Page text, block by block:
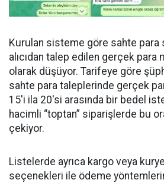
Kurulan sisteme göre sahte para
alıcıdan talep edilen gerçek para
olarak düşüyor. Tarifeye göre
sahte para taleplerinde gerçek
15'i ila 20'si arasında bir bedel
hacimli “toptan” siparişlerde bu
çekiyor.
Listelerde ayrıca kargo veya
seçenekleri ile ödeme